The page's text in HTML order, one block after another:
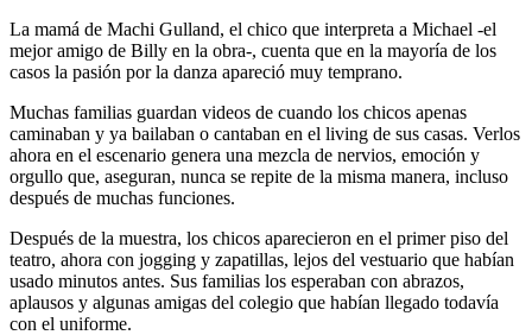
La mamá de Machi Gulland, el chico que interpreta a Michael -el
mejor amigo de Billy en la obra-, cuenta que en la mayoría de los
casos la pasión por la danza apareció muy temprano.
Muchas familias guardan videos de cuando los chicos apenas
caminaban y ya bailaban o cantaban en el living de sus casas. Verlos
ahora en el escenario genera una mezcla de nervios, emoción y
orgullo que, aseguran, nunca se repite de la misma manera, incluso
después de muchas funciones.
Después de la muestra, los chicos aparecieron en el primer piso del
teatro, ahora con jogging y zapatillas, lejos del vestuario que habían
usado minutos antes. Sus familias los esperaban con abrazos,
aplausos y algunas amigas del colegio que habían llegado todavía
con el uniforme.